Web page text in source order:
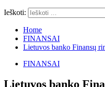
Ieškoti:
Home
FINANSAI
Lietuvos banko Finansų
FINANSAI
Lietuvos banko